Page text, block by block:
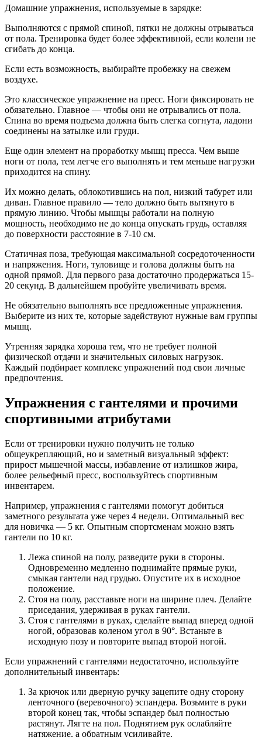
Домашние упражнения, используемые в зарядке:
Выполняются с прямой спиной, пятки не должны отрываться
от пола. Тренировка будет более эффективной, если колени не
сгибать до конца.
Если есть возможность, выбирайте пробежку на свежем
воздухе.
Это классическое упражнение на пресс. Ноги фиксировать не
обязательно. Главное — чтобы они не отрывались от пола.
Спина во время подъема должна быть слегка согнута, ладони
соединены на затылке или груди.
Еще один элемент на проработку мышц пресса. Чем выше
ноги от пола, тем легче его выполнять и тем меньше нагрузки
приходится на спину.
Их можно делать, облокотившись на пол, низкий табурет или
диван. Главное правило — тело должно быть вытянуто в
прямую линию. Чтобы мышцы работали на полную
мощность, необходимо не до конца опускать грудь, оставляя
до поверхности расстояние в 7-10 см.
Статичная поза, требующая максимальной сосредоточенности
и напряжения. Ноги, туловище и голова должны быть на
одной прямой. Для первого раза достаточно продержаться 15-
20 секунд. В дальнейшем пробуйте увеличивать время.
Не обязательно выполнять все предложенные упражнения.
Выберите из них те, которые задействуют нужные вам группы
мышц.
Утренняя зарядка хороша тем, что не требует полной
физической отдачи и значительных силовых нагрузок.
Каждый подбирает комплекс упражнений под свои личные
предпочтения.
Упражнения с гантелями и прочими
спортивными атрибутами
Если от тренировки нужно получить не только
общеукрепляющий, но и заметный визуальный эффект:
прирост мышечной массы, избавление от излишков жира,
более рельефный пресс, воспользуйтесь спортивным
инвентарем.
Например, упражнения с гантелями помогут добиться
заметного результата уже через 4 недели. Оптимальный вес
для новичка — 5 кг. Опытным спортсменам можно взять
гантели по 10 кг.
Лежа спиной на полу, разведите руки в стороны.
Одновременно медленно поднимайте прямые руки,
смыкая гантели над грудью. Опустите их в исходное
положение.
Стоя на полу, расставьте ноги на ширине плеч. Делайте
приседания, удерживая в руках гантели.
Стоя с гантелями в руках, сделайте выпад вперед одной
ногой, образовав коленом угол в 90°. Встаньте в
исходную позу и повторите выпад второй ногой.
Если упражнений с гантелями недостаточно, используйте
дополнительный инвентарь:
За крючок или дверную ручку зацепите одну сторону
ленточного (веревочного) эспандера. Возьмите в руки
второй конец так, чтобы эспандер был полностью
растянут. Лягте на пол. Поднятием рук ослабляйте
натяжение, а обратным усиливайте.